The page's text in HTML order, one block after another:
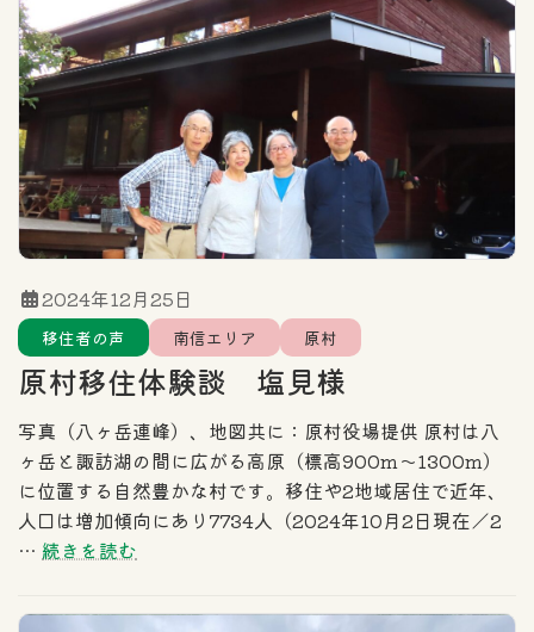
移住者の声 南信エリア 原村
原村移住体験談 塩見様
2024年12月25日
写真（八ヶ岳連峰）、地図共に：原村役場提供 原村は八
ヶ岳と諏訪湖の間に広がる高原（標高900m～1300m）
に位置する自然豊かな村です。移住や2地域居住で近年、
人口は増加傾向にあり7734人（2024年10月2日現在／2
… 続きを読む